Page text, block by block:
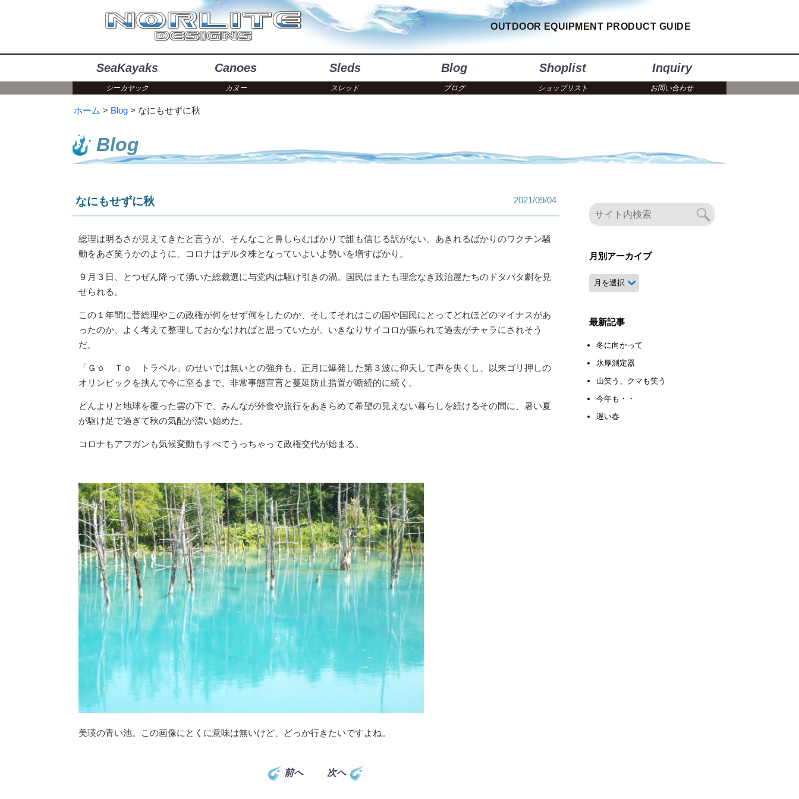
OUTDOOR EQUIPMENT PRODUCT GUIDE
SeaKayaks
シーカヤック
Canoes
カヌー
Sleds
スレッド
Blog
ブログ
Shoplist
ショップリスト
Inquiry
お問い合わせ
ホーム Blog なにもせずに秋
Blog
なにもせずに秋 2021/09/04
総理は明るさが見えてきたと言うが、そんなこと鼻しらむばかりで誰も信じる訳がない。あきれるばかりのワクチン騒
動をあざ笑うかのように、コロナはデルタ株となっていよいよ勢いを増すばかり。
９月３日、とつぜん降って湧いた総裁選に与党内は駆け引きの渦。国民はまたも理念なき政治屋たちのドタバタ劇を見
せられる。
この１年間に菅総理やこの政権が何をせず何をしたのか、そしてそれはこの国や国民にとってどれほどのマイナスがあ
ったのか、よく考えて整理しておかなければと思っていたが、いきなりサイコロが振られて過去がチャラにされそう
だ。
「Ｇｏ Ｔｏ トラベル」のせいでは無いとの強弁も、正月に爆発した第３波に仰天して声を失くし、以来ゴリ押しの
オリンピックを挟んで今に至るまで、非常事態宣言と蔓延防止措置が断続的に続く。
どんよりと地球を覆った雲の下で、みんなが外食や旅行をあきらめて希望の見えない暮らしを続けるその間に、暑い夏
が駆け足で過ぎて秋の気配が漂い始めた。
コロナもアフガンも気候変動もすべてうっちゃって政権交代が始まる。
美瑛の青い池。この画像にとくに意味は無いけど、どっか行きたいですよね。
前へ 次へ
月別アーカイブ
月
別
ー
イ
ブ
最新記事
冬に向かって
氷厚測定器
山笑う、クマも笑う
今年も・・
遅い春